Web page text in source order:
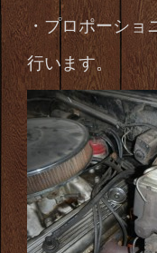
・プロポーショ
行います。